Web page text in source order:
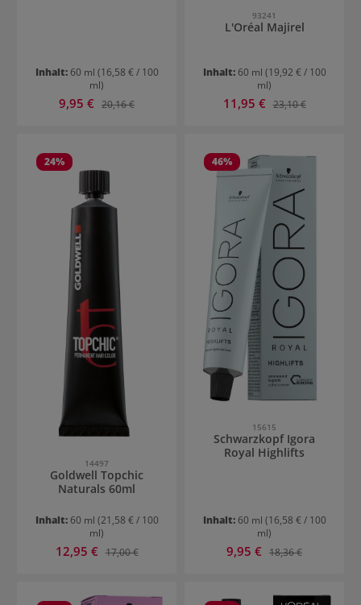
Inhalt: 60 ml (16,58 € / 100
ml)
Verkaufspreis:
9,95 € Regulärer Preis:
20,16 €
93241
L'Oréal Majirel
Inhalt: 60 ml (19,92 € / 100
ml)
Verkaufspreis:
11,95 € Regulärer Preis:
23,10 €
24%
14497
Goldwell Topchic
Naturals 60ml
Inhalt: 60 ml (21,58 € / 100
ml)
Verkaufspreis:
12,95 € Regulärer Preis:
17,00 €
46%
15615
Schwarzkopf Igora
Royal Highlifts
Inhalt: 60 ml (16,58 € / 100
ml)
Verkaufspreis:
9,95 € Regulärer Preis:
18,36 €